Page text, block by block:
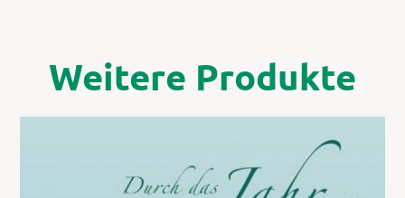
Weitere Produkte